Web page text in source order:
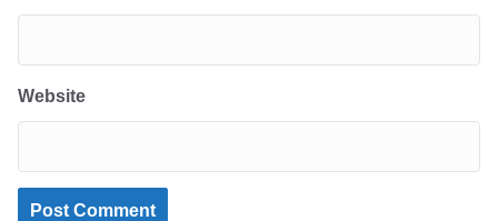
Website